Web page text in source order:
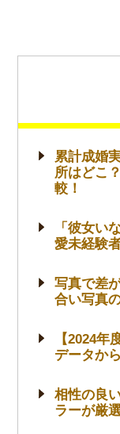
累計成婚
所はどこ
較！
「彼女い
愛未経験
写真で差
合い写真
【2024
データか
相性の良
ラーが厳選